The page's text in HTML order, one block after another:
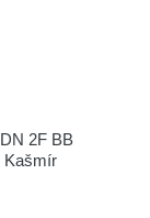
2F BB
Kašmír